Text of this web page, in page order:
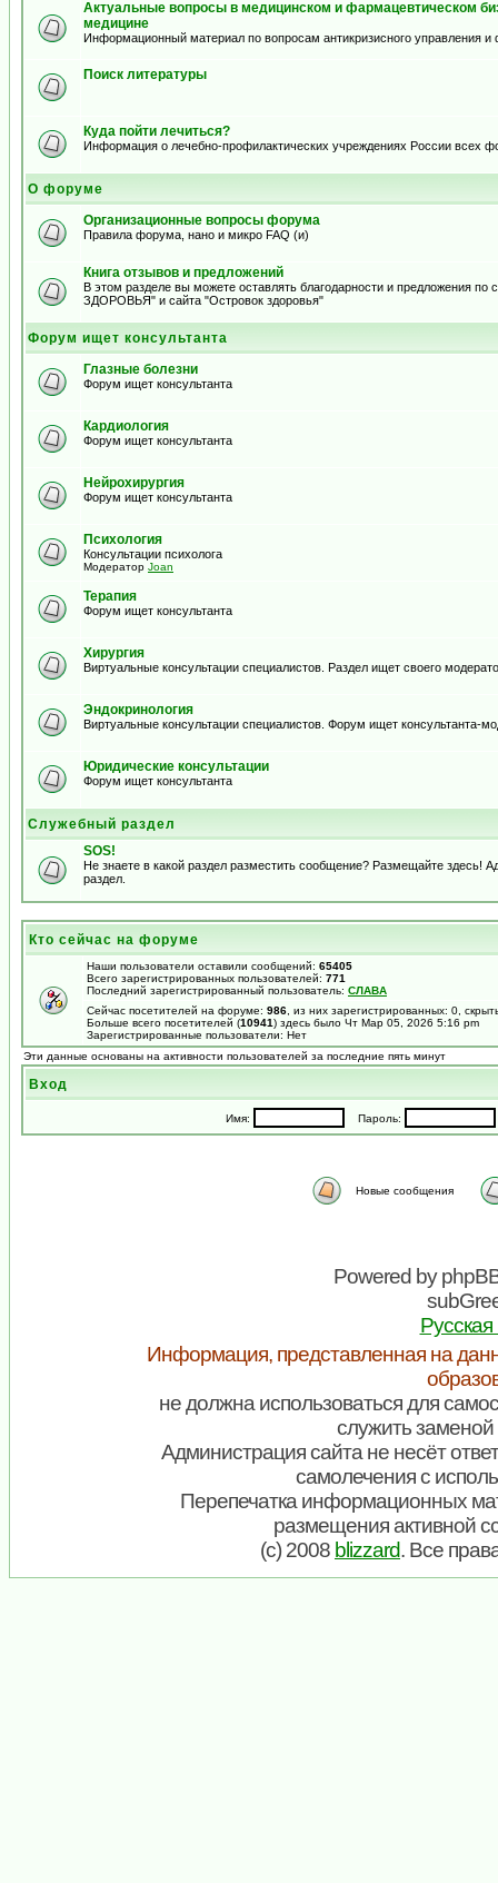
Актуальные вопросы в медицинском и фармацевтическом
медицине
Информационный материал по вопросам антикризисного управления и
Поиск литературы
Куда пойти лечиться?
Информация о лечебно-профилактических учреждениях России всех
О форуме
Организационные вопросы форума
Правила форума, нано и микро FAQ (и)
Книга отзывов и предложений
В этом разделе вы можете оставлять благодарности и предложения
ЗДОРОВЬЯ" и сайта "Островок здоровья"
Форум ищет консультанта
Глазные болезни
Форум ищет консультанта
Кардиология
Форум ищет консультанта
Нейрохирургия
Форум ищет консультанта
Психология
Консультации психолога
Модератор Joan
Терапия
Форум ищет консультанта
Хирургия
Виртуальные консультации специалистов. Раздел ищет своего
Эндокринология
Виртуальные консультации специалистов. Форум ищет консультанта-
Юридические консультации
Форум ищет консультанта
Служебный раздел
SOS!
Не знаете в какой раздел разместить сообщение? Размещайте здесь!
раздел.
Кто сейчас на форуме
Наши пользователи оставили сообщений: 65405
Всего зарегистрированных пользователей: 771
Последний зарегистрированный пользователь: СЛАВА
Сейчас посетителей на форуме: 986 , из них зарегистрированных: 0,
Больше всего посетителей (10941) здесь было Чт Мар 05, 2026 5:16 pm
Зарегистрированные пользователи: Нет
Эти данные основаны на активности пользователей за последние пять минут
Вход
Имя: Пароль:
Новые сообщения
Powered by
Информация, представленная на
не должна использоваться для
служить заменой
Администрация сайта не несёт
самолечения с
Перепечатка информационных
размещения активной
(c) 2008 blizzard. Все